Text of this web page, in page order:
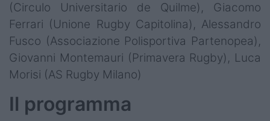
(Circulo Universitario de Quilme), Giacomo
Ferrari (Unione Rugby Capitolina), Alessandro
Fusco (Associazione Polisportiva Partenopea),
Giovanni Montemauri (Primavera Rugby), Luca
Morisi (AS Rugby Milano)
Il programma